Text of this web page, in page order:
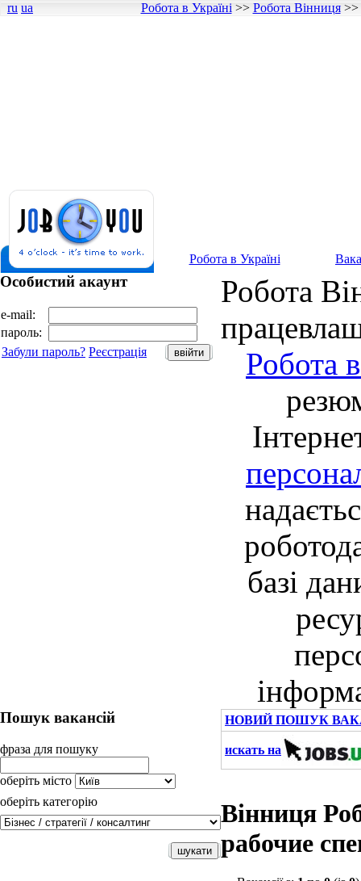
ru ua Робота в Україні >> Робота Вінниця>>
Робота в Україні
Особистий акаунт
e-mail:
пароль:
Забули пароль? Реєстрація
Робота
Робота
базі
Пошук вакансій
фраза для пошуку
оберіть місто
оберіть категорію
НОВИЙ ПОШУК
искать на
Вінниця
рабочие